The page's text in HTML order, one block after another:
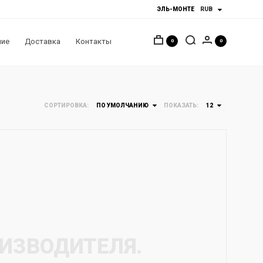
Доставка Контакты
ЭЛЬ-МОНТЕ
0 0
СОРТИРОВКА: ПО УМОЛЧАНИЮ ПОКАЗАТЬ: 12